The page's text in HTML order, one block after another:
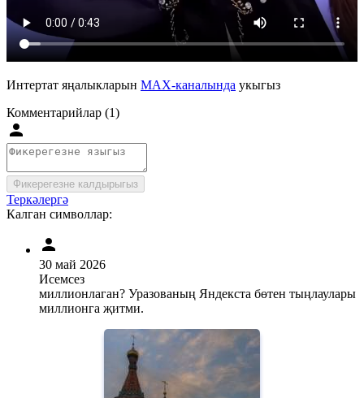
Интертат яңалыкларын MAX-каналында укыгыз
Комментарийлар (1)
Фикерегезне калдырыгыз
Теркәлергә
Калган символлар:
30 май 2026
Исемсез
миллионлаган? Уразованың Яндекста бөтен тыңлаулары
миллионга җитми.